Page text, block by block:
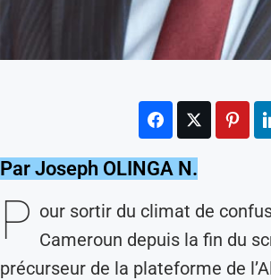
Par Joseph OLINGA N.
P our sortir du climat de
Cameroun depuis la fin du
précurseur de la plateforme de